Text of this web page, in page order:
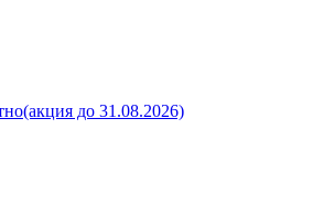
(акция до 31.08.2026)